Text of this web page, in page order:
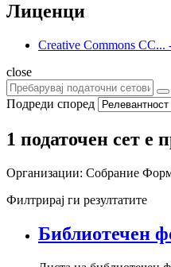
Лиценци
Creative Commons CC...
close
Подреди според
1 податочен сет е
Организации: Собрание
Филтрирај ги резултатите
Библиотечен